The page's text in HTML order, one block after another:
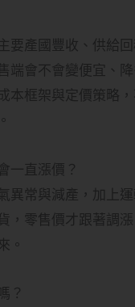
要產國豐收、供給
端會不會變便宜、
本框架與定價策略
一直漲價？
異常與減產，加上
，零售價才跟著調
。
？